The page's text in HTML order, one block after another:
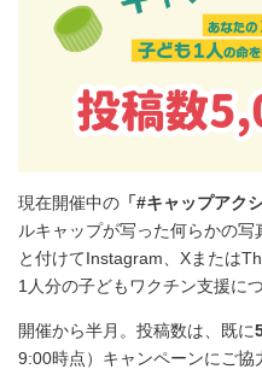
現在開催中の 「#キャップアク
ルキャップが写った何らかの
と付けてInstagram、Xまたは
1人分の子どもワクチン支援に
開催から半月。投稿数は、既に
9:00時点）キャンペーンにご